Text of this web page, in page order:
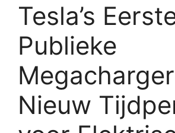
Tesla’s
Publieke
Nieuw